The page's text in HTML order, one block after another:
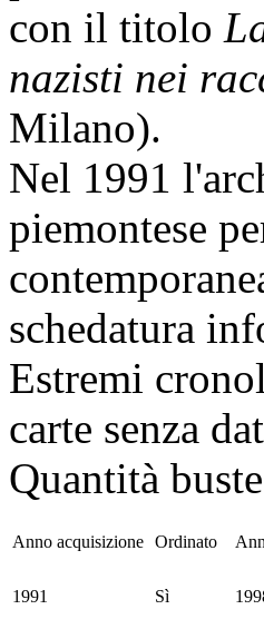
con il titolo
nazisti nei
Milano).
Nel 1991
piemontese
schedatura
Estremi
carte senza
Quantità
Anno acquisizione Ordinato
1991 Sì